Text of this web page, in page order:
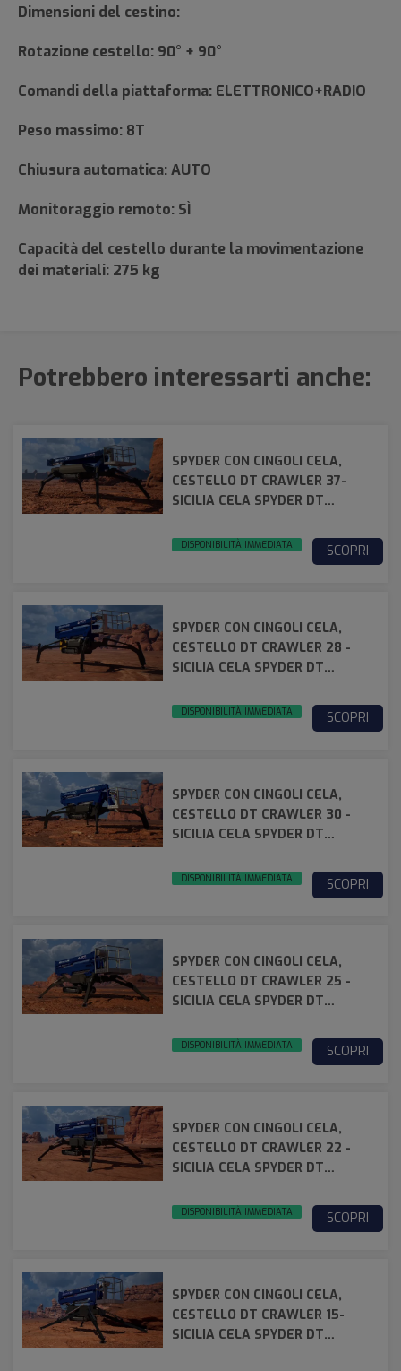
Dimensioni del cestino:
Rotazione cestello: 90° + 90°
Comandi della piattaforma: ELETTRONICO+RADIO
Peso massimo: 8T
Chiusura automatica: AUTO
Monitoraggio remoto: SÌ
Capacità del cestello durante la movimentazione
dei materiali: 275 kg
Potrebbero interessarti anche:
SPYDER CON CINGOLI CELA,
CESTELLO DT CRAWLER 37-
SICILIA CELA SPYDER DT
DISPONIBILITÀ IMMEDIATA SCOPRI
SPYDER CON CINGOLI CELA,
CESTELLO DT CRAWLER 28 -
SICILIA CELA SPYDER DT
DISPONIBILITÀ IMMEDIATA SCOPRI
SPYDER CON CINGOLI CELA,
CESTELLO DT CRAWLER 30 -
SICILIA CELA SPYDER DT
DISPONIBILITÀ IMMEDIATA SCOPRI
SPYDER CON CINGOLI CELA,
CESTELLO DT CRAWLER 25 -
SICILIA CELA SPYDER DT
DISPONIBILITÀ IMMEDIATA SCOPRI
SPYDER CON CINGOLI CELA,
CESTELLO DT CRAWLER 22 -
SICILIA CELA SPYDER DT
DISPONIBILITÀ IMMEDIATA SCOPRI
SPYDER CON CINGOLI CELA,
CESTELLO DT CRAWLER 15-
SICILIA CELA SPYDER DT